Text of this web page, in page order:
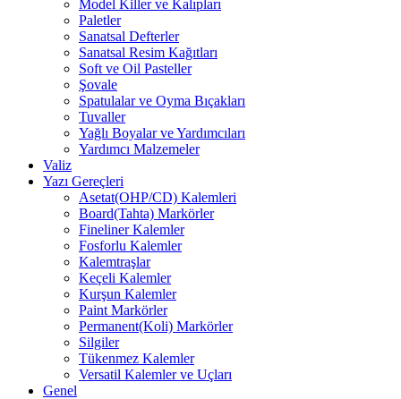
Model Killer ve Kalıpları
Paletler
Sanatsal Defterler
Sanatsal Resim Kağıtları
Soft ve Oil Pasteller
Şovale
Spatulalar ve Oyma Bıçakları
Tuvaller
Yağlı Boyalar ve Yardımcıları
Yardımcı Malzemeler
Valiz
Yazı Gereçleri
Asetat(OHP/CD) Kalemleri
Board(Tahta) Markörler
Fineliner Kalemler
Fosforlu Kalemler
Kalemtraşlar
Keçeli Kalemler
Kurşun Kalemler
Paint Markörler
Permanent(Koli) Markörler
Silgiler
Tükenmez Kalemler
Versatil Kalemler ve Uçları
Genel